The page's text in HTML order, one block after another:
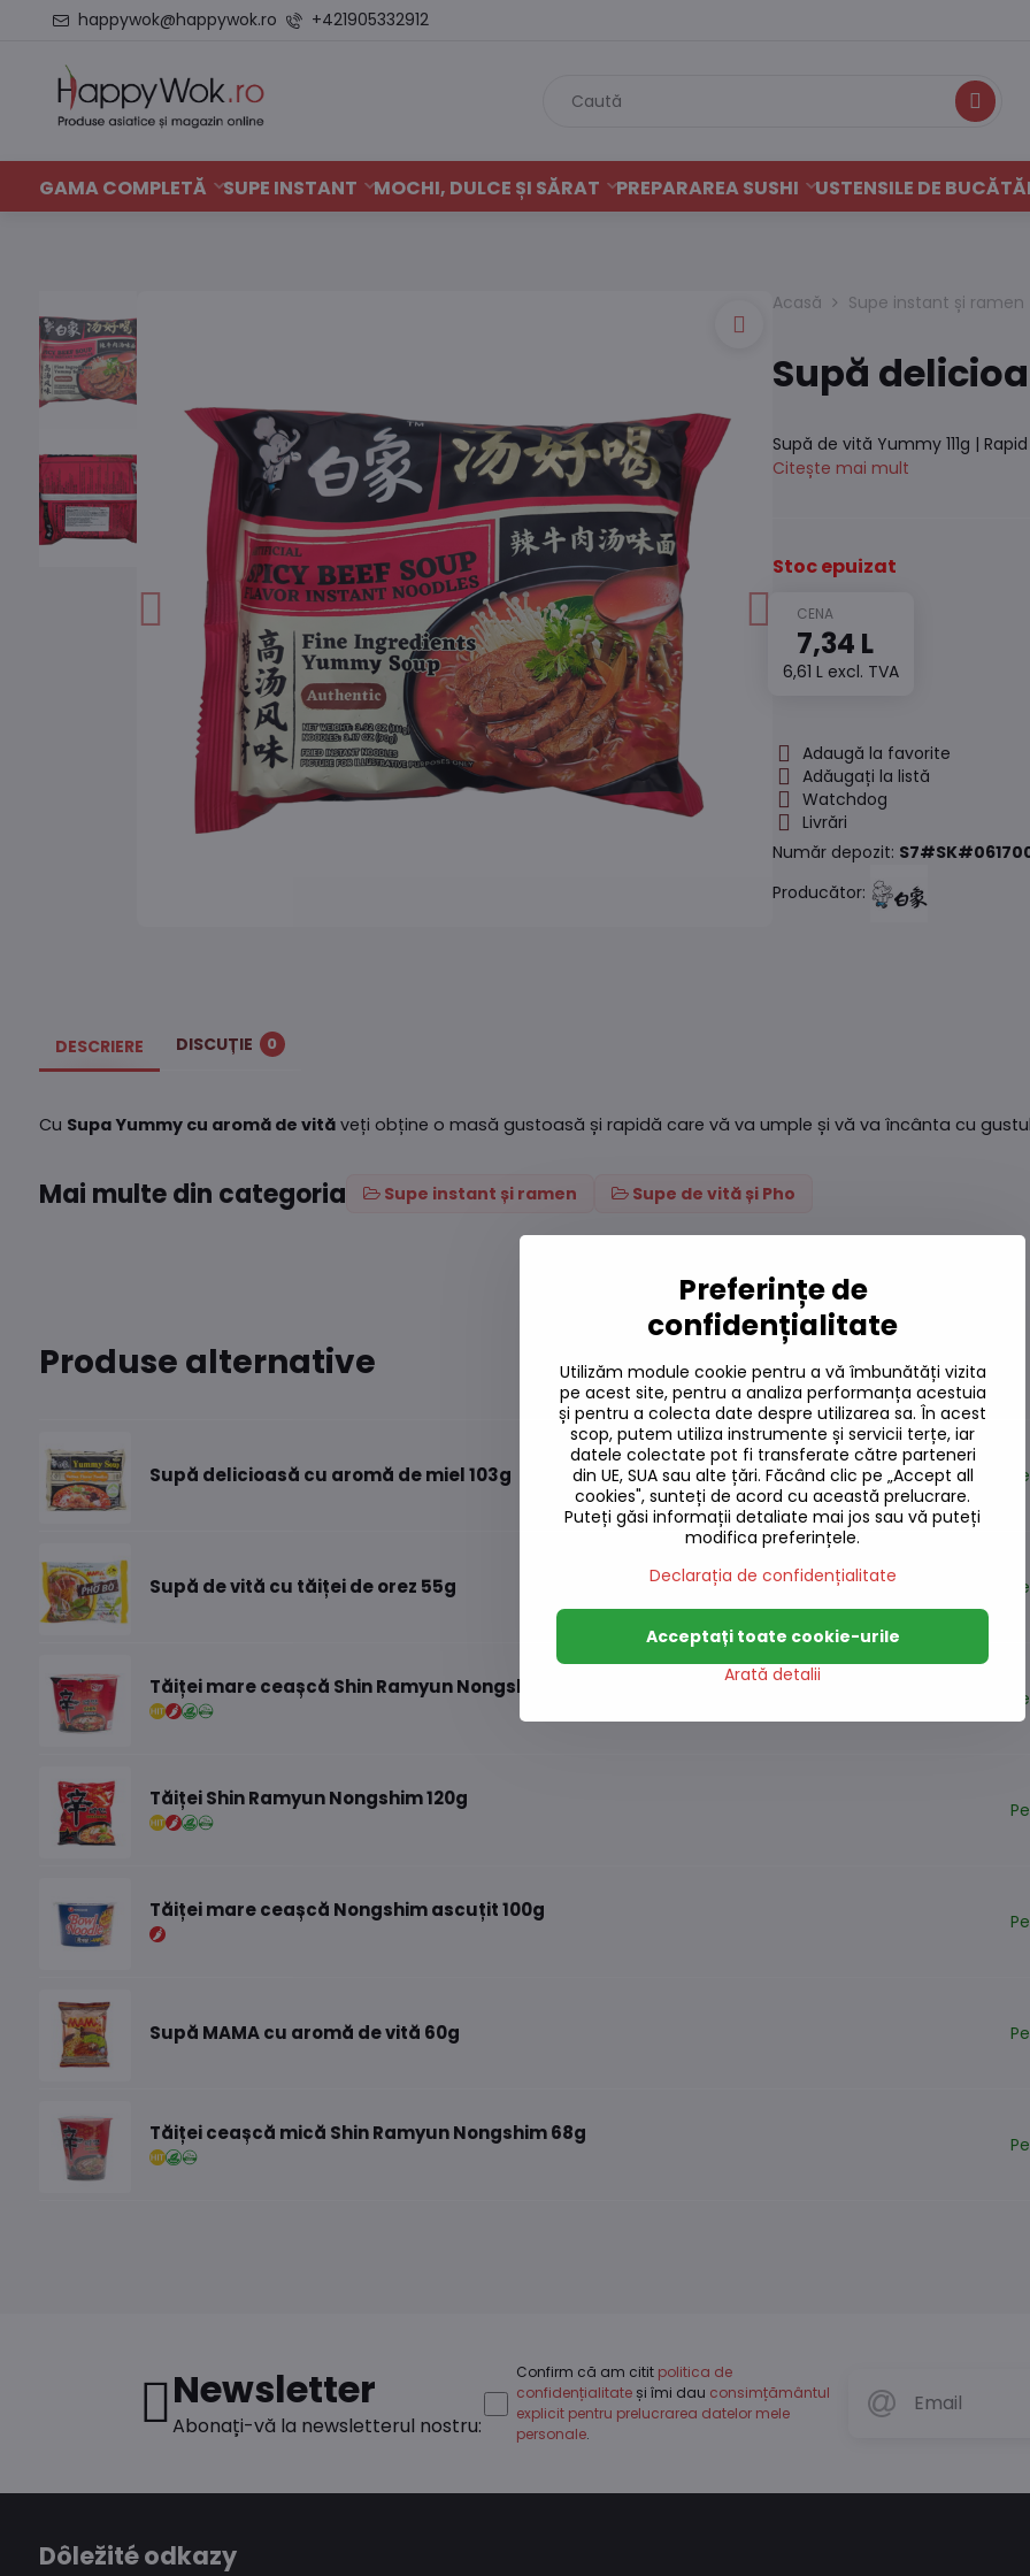
happywok@happywok.ro +421905332912
Caută
GAMA COMPLETĂ SUPE INSTANT MOCHI, DULCE ȘI SĂRAT PREPARAREA SUSHI USTENSILE DE
Acasă Supe instant și ramen
Supă
Supă de vită Yummy 111g |
Citește mai mult
Stoc epuizat
7,34 L
6,61 L excl. TVA
Adaugă la favorite
Adăugați la listă
Watchdog
Livrări
Număr depozit:
Producător:
DESCRIERE DISCUȚIE 0
Cu Supa Yummy cu aromă de vităveți obține o masă gustoasă și rapidă care vă va umple și vă va încânta cu
Mai multe din categoria Supe instant și ramen Supe de vită și Pho
Produse alternative
Supă delicioasă cu aromă de miel 103g
Supă de vită cu tăiței de orez 55g
Tăiței mare ceașcă Shin Ramyun Nongshim 114g
Tăiței Shin Ramyun Nongshim 120g
Tăiței mare ceașcă Nongshim ascuțit 100g
Supă MAMA cu aromă de vită 60g
Tăiței ceașcă mică Shin Ramyun Nongshim 68g
Newsletter
Abonați-vă la newsletterul nostru:
Confirm că am citit politica de
confidențialitateși îmi dau consimțământul
explicit pentru prelucrarea datelor mele
personale.
Dôležité odkazy
Preferințe de
confidențialitate
Utilizăm module cookie pentru a vă îmbunătăți vizita
pe acest site, pentru a analiza performanța acestuia
și pentru a colecta date despre utilizarea sa. În acest
scop, putem utiliza instrumente și servicii terțe, iar
datele colectate pot fi transferate către parteneri
din UE, SUA sau alte țări. Făcând clic pe „Accept all
cookies", sunteți de acord cu această prelucrare.
Puteți găsi informații detaliate mai jos sau vă puteți
modifica preferințele.
Declarația de confidențialitate
Arată detalii
Acceptați toate cookie-urile